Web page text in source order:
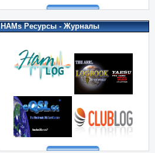
HAMs Ресурсы - Журналы